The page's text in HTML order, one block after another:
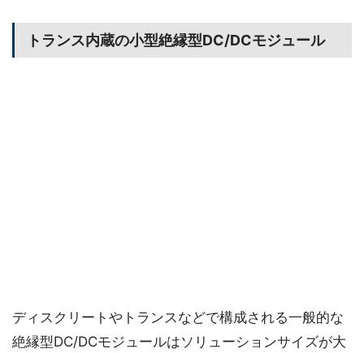
トランス内蔵の小型絶縁型DC/DCモジュール
ディスクリートやトランスなどで構成される一般的な
絶縁型DC/DCモジュールはソリューションサイズが大